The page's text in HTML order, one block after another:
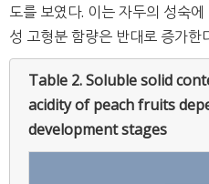
도를 보였다. 이는 자두의 성숙
성 고형분 함량은 반대로 증가한
Table 2.Soluble solid
acidity of peach fruits
development stages